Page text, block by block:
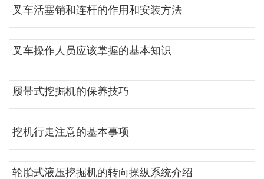
叉车活塞销和连杆的作用和安装方法
叉车操作人员应该掌握的基本知识
履带式挖掘机的保养技巧
挖机行走注意的基本事项
轮胎式液压挖掘机的转向操纵系统介绍